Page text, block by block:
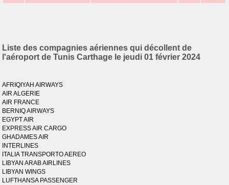
Liste des compagnies aériennes qui décollent de
l'aéroport de Tunis Carthage le jeudi 01 février 2024
AFRIQIYAH AIRWAYS
AIR ALGERIE
AIR FRANCE
BERNIQ AIRWAYS
EGYPT AIR
EXPRESS AIR CARGO
GHADAMES AIR
INTERLINES
ITALIA TRANSPORTO AEREO
LIBYAN ARAB AIRLINES
LIBYAN WINGS
LUFTHANSA PASSENGER